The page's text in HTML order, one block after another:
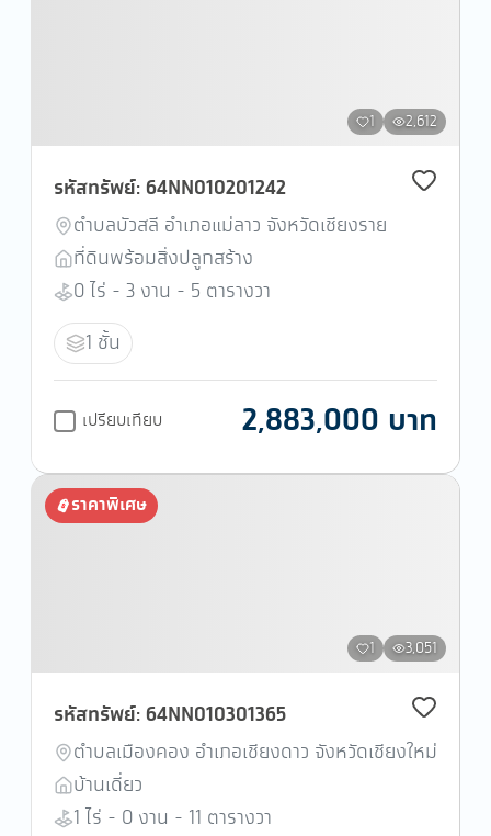
1 2,612
รหัสทรัพย์: 64NN010201242
ตำบลบัวสลี อำเภอแม่ลาว จังหวัดเชียงราย
ที่ดินพร้อมสิ่งปลูกสร้าง
0 ไร่ - 3 งาน - 5 ตารางวา
1 ชั้น
เปรียบเทียบ 2,883,000 บาท
ราคาพิเศษ
1 3,051
รหัสทรัพย์: 64NN010301365
ตำบลเมืองคอง อำเภอเชียงดาว จังหวัดเชียงใหม่
บ้านเดี่ยว
1 ไร่ - 0 งาน - 11 ตารางวา